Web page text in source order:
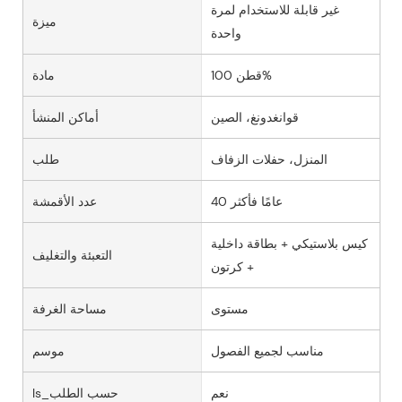
ميزة
غير قابلة للاستخدام لمرة
واحدة
مادة قطن 100%
أماكن المنشأ قوانغدونغ، الصين
طلب المنزل، حفلات الزفاف
عدد الأقمشة 40 عامًا فأكثر
التعبئة والتغليف
كيس بلاستيكي + بطاقة داخلية
+ كرتون
مساحة الغرفة مستوى
موسم مناسب لجميع الفصول
Is_حسب الطلب نعم